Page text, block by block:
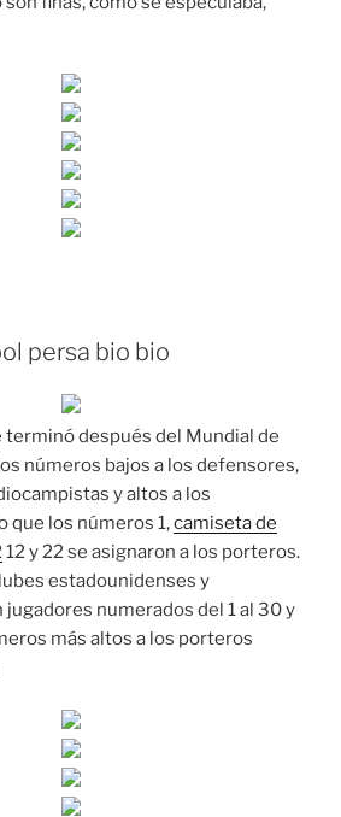
persa bio bio
terminó después del Mundial de
números bajos a los defensores,
y altos a los
que los números 1,camiseta de
12 y 22 se asignaron a los porteros.
estadounidenses y
numerados del 1 al 30 y
más altos a los porteros